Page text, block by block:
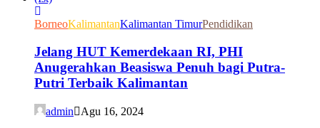
BorneoKalimantanKalimantan TimurPendidikan
Jelang HUT Kemerdekaan RI, PHI
Anugerahkan Beasiswa Penuh bagi Putra-
Putri Terbaik Kalimantan
admin Agu 16, 2024